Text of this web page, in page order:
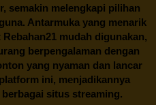
semakin melengkapi pilihan
Antarmuka yang menarik
Rebahan21mudah digunakan,
berpengalaman dengan
yang nyaman dan lancar
ini, menjadikannya
situs streaming.